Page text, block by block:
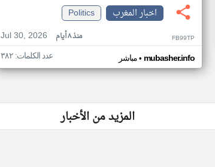
اخبار المغرب
Politics
Jul 30, 2026
منذ ٨ أيام FB99TP
مباشر• mubasher.info عدد الكلمات: ٣٨٢
المزيد من الأخبار